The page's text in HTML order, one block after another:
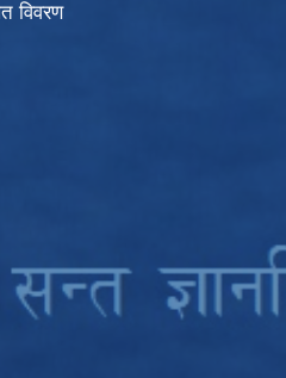
विवरण